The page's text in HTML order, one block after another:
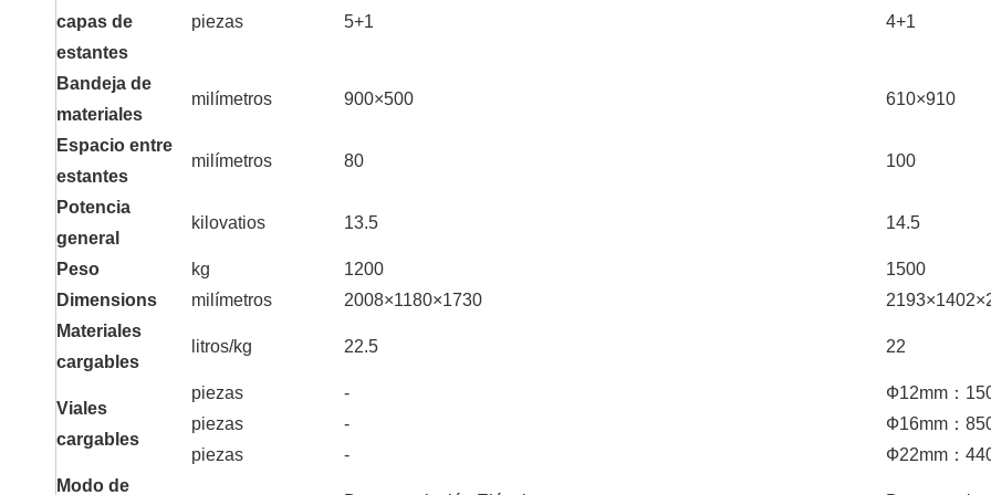
capas de
estantes
piezas 5+1 4+1
Bandeja de
materiales
milímetros 900×500 610×910
Espacio entre
estantes
milímetros 80 100
Potencia
general
kilovatios 13.5 14.5
Peso kg 1200
1500
Dimensions
milímetros 2008×1180×1730
Materiales
cargables
litros/kg 22.5 22
Viales
cargables
piezas -
Ф12mm：
piezas
-
Ф16mm：
piezas
-
Ф22mm：
Modo de